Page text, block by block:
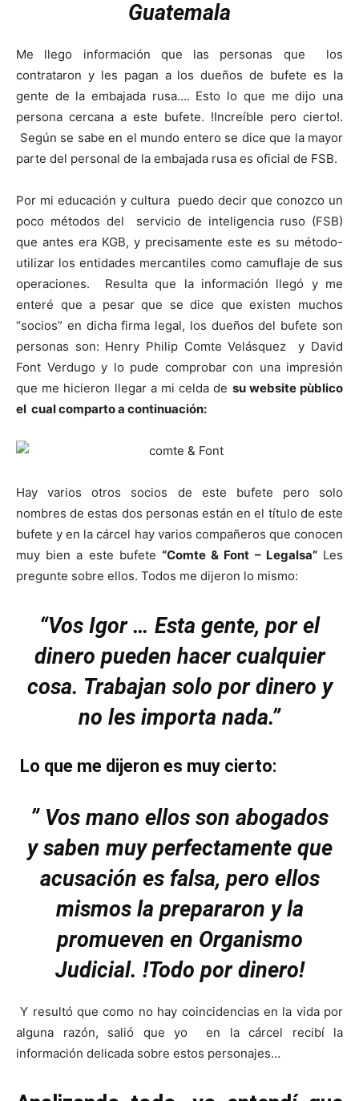
Guatemala
Me llego información que las personas que los
contrataron y les pagan a los dueños de bufete es la
gente de la embajada rusa…. Esto lo que me dijo una
persona cercana a este bufete. !Increíble pero cierto!.
Según se sabe en el mundo entero se dice que la mayor
parte del personal de la embajada rusa es oficial de FSB.
Por mi educación y cultura puedo decir que conozco un
poco métodos del servicio de inteligencia ruso (FSB)
que antes era KGB, y precisamente este es su método-
utilizar los entidades mercantiles como camuflaje de sus
operaciones. Resulta que la información llegó y me
enteré que a pesar que se dice que existen muchos
“socios” en dicha firma legal, los dueños del bufete son
personas son: Henry Philip Comte Velásquez y David
Font Verdugo y lo pude comprobar con una impresión
que me hicieron llegar a mi celda de su website pùblico
el cual comparto a continuación:
Hay varios otros socios de este bufete pero solo
nombres de estas dos personas están en el título de este
bufete y en la cárcel hay varios compañeros que conocen
muy bien a este bufete “Comte & Font – Legalsa”Les
pregunte sobre ellos. Todos me dijeron lo mismo:
“Vos Igor … Esta gente, por el
dinero pueden hacer cualquier
cosa. Trabajan solo por dinero y
no les importa nada.”
Lo que me dijeron es muy cierto:
” Vos mano ellos son abogados
y saben muy perfectamente que
acusación es falsa, pero ellos
mismos la prepararon y la
promueven en Organismo
Judicial. !Todo por dinero!
Y resultó que como no hay coincidencias en la vida por
alguna razón, salió que yo en la cárcel recibí la
información delicada sobre estos personajes…